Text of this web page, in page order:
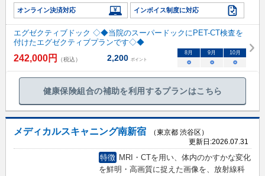
オンライン決済対応 インボイス制度に対応
エグゼクティブドック ◇◆当院のスーパードックにPET-CT検査を
付けたエグゼクティブプランです◇◆
242,000円 （税込） 2,200 ポイント
8月 9月 10月
○ ○ ○
健康保険組合の補助を利用するプランはこちら
メディカルスキャニング南新宿
（東京都 渋谷区）
更新日:2026.07.31
特徴 MRI・CTを用い、体内のかすかな変化
を鮮明・高画質に捉えた画像を、放射線科